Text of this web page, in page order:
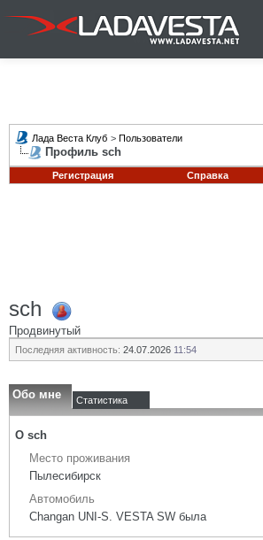
Лада Веста Клуб > Пользователи
Профиль sch
Регистрация Справка
sch
Продвинутый
Последняя активность: 24.07.2026 11:54
Обо мне Статистика
О sch
Место проживания
Пылесибирск
Автомобиль
Changan UNI-S. VESTA SW была